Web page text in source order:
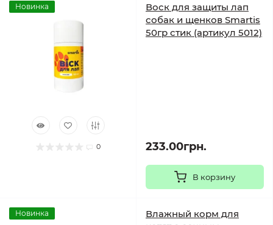
Новинка
0
Воск для защиты лап
собак и щенков Smartis
50гр стик (артикул 5012)
233.00грн.
В корзину
Новинка
Влажный корм для